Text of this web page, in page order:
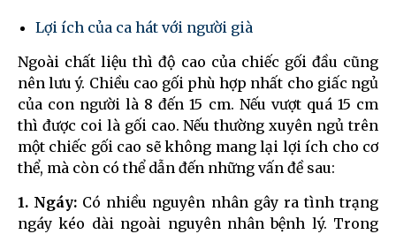
Lợi ích của ca hát với người già
Ngoài chất liệu thì độ cao của chiếc gối đầu cũng
nên lưu ý. Chiều cao gối phù hợp nhất cho giấc ngủ
của con người là 8 đến 15 cm. Nếu vượt quá 15 cm
thì được coi là gối cao. Nếu thường xuyên ngủ trên
một chiếc gối cao sẽ không mang lại lợi ích cho cơ
thể, mà còn có thể dẫn đến những vấn đề sau:
1. Ngáy: Có nhiều nguyên nhân gây ra tình trạng
ngáy kéo dài ngoài nguyên nhân bệnh lý. Trong